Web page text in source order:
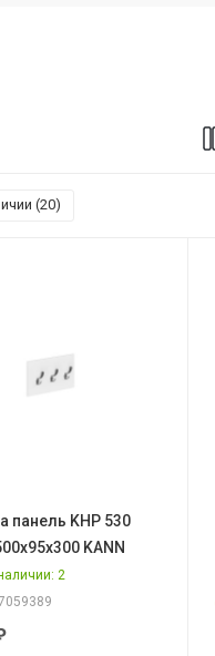
(20)
панель KHP 530
KANN
: 2